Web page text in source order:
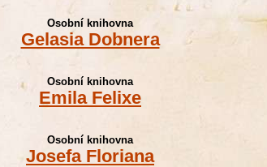
Osobní knihovna
Gelasia Dobnera
Osobní knihovna
Emila Felixe
Osobní knihovna
Josefa Floriana